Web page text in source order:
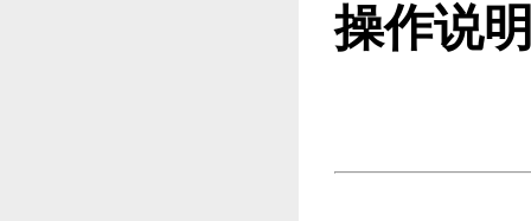
操作说